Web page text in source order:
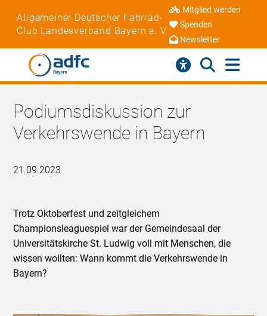
Allgemeiner Deutscher Fahrrad-
Club Landesverband Bayern e. V.
Mitglied werden
Spenden
Newsletter
Podiumsdiskussion zur
Verkehrswende in Bayern
21.09.2023
Trotz Oktoberfest und zeitgleichem
Championsleaguespiel war der Gemeindesaal der
Universitätskirche St. Ludwig voll mit Menschen, die
wissen wollten: Wann kommt die Verkehrswende in
Bayern?